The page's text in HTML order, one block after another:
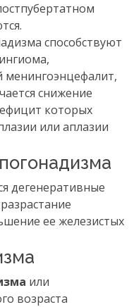
способствуют
менингоэнцефалит,
снижение
которых
или аплазии
дегенеративные
ее железистых
или
возраста